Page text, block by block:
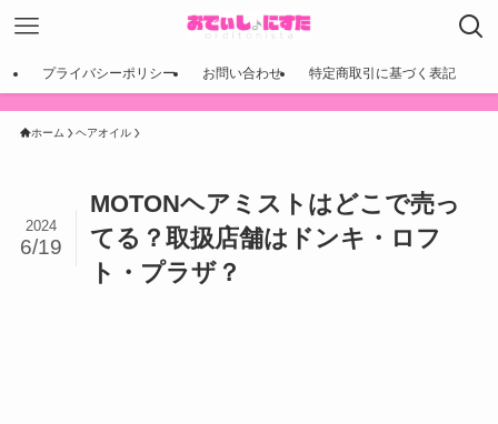
プライバシーポリシー お問い合わせ 特定商取引に基づく表記
ホーム ヘアオイル
MOTONヘアミストはどこで売っ
てる？取扱店舗はドンキ・ロフ
ト・プラザ？
2024
6/19